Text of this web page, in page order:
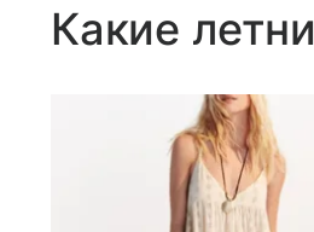
Какие